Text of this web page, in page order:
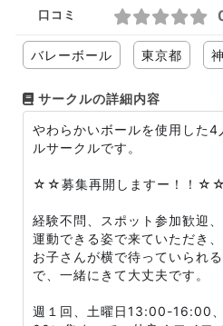
口コミ
バレーボール 東京都
サークルの詳細内容
やわらかいボールを使用した4
ルサークルです。
☆☆募集再開しますー！！☆☆
経験不問、スポット参加歓迎
運動できる姿で来ていただき
お子さんが横で待っていられ
で、一緒にきて大丈夫です。
週１回、土曜日13:00-16:00